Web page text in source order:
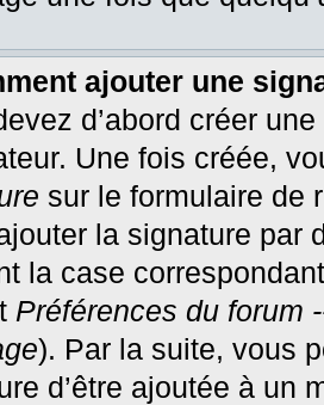
ajouter une
d’abord créer
Une fois créée,
sur le formulaire de
la signature par
la case
Préférences du forum
). Par la suite, vous
d’être ajoutée à un